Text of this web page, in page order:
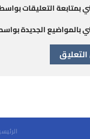
بمتابعة التعليقات
بالمواضيع الجديدة